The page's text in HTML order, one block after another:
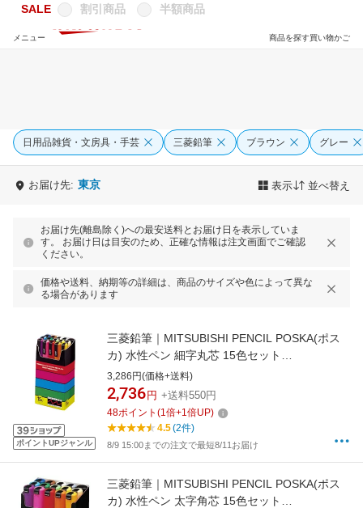
買い物かご
商品を探す
メニュー
SALE 割引商品 半額商品
日用品雑貨・文房具・手芸 三菱鉛筆 ブラウン グレー
お届け先: 東京 表示 並べ替え
お届け先(離島除く)への最安送料とお届け日を表示していま
す。 お届け日は目安のため、正確な情報は注文画面でご確認
ください。
価格や送料、納期等の詳細は、商品のサイズや色によって異な
る場合があります
ポイントUPジャンル
三菱鉛筆｜MITSUBISHI PENCIL POSKA(ポス
カ) 水性ペン 細字丸芯 15色セット
PC3M15C[PC3M15C]
3,286円(価格+送料)
2,736 円 +送料550円
48ポイント (1倍+1倍UP)
4.5(2件)
8/9 15:00までの注文で最短8/11お届け
三菱鉛筆｜MITSUBISHI PENCIL POSKA(ポス
カ) 水性ペン 太字角芯 15色セット